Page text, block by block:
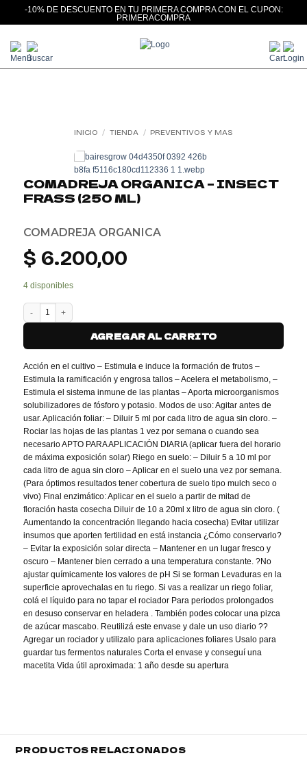
-10% DE DESCUENTO EN TU PRIMERA COMPRA CON EL CUPON:
PRIMERACOMPRA
contenido
INICIO / TIENDA / PREVENTIVOS Y MAS
Add to
wishlist
COMADREJA ORGANICA – INSECT
FRASS (250 ML)
COMADREJA ORGANICA
$ 6.200,00
4 disponibles
COMADREJA ORGANICA - INSECT FRASS (250 ML) cantidad
AGREGAR AL CARRITO
Acción en el cultivo – Estimula e induce la formación de frutos –
Estimula la ramificación y engrosa tallos – Acelera el metabolismo, –
Estimula el sistema inmune de las plantas – Aporta microorganismos
solubilizadores de fósforo y potasio. Modos de uso: Agitar antes de
usar. Aplicación foliar: – Diluir 5 ml por cada litro de agua sin cloro. –
Rociar las hojas de las plantas 1 vez por semana o cuando sea
necesario APTO PARA APLICACIÓN DIARIA (aplicar fuera del horario
de máxima exposición solar) Riego en suelo: – Diluir 5 a 10 ml por
cada litro de agua sin cloro – Aplicar en el suelo una vez por semana.
(Para óptimos resultados tener cobertura de suelo tipo mulch seco o
vivo) Final enzimático: Aplicar en el suelo a partir de mitad de
floración hasta cosecha Diluir de 10 a 20ml x litro de agua sin cloro. (
Aumentando la concentración llegando hacia cosecha) Evitar utilizar
insumos que aporten fertilidad en está instancia ¿Cómo conservarlo?
– Evitar la exposición solar directa – Mantener en un lugar fresco y
oscuro – Mantener bien cerrado a una temperatura constante. ?No
ajustar químicamente los valores de pH Si se forman Levaduras en la
superficie aprovechalas en tu riego. Si vas a realizar un riego foliar,
colá el líquido para no tapar el rociador Para periodos prolongados
en desuso conservar en heladera . También podes colocar una pizca
de azúcar mascabo. Reutilizá este envase y dale un uso diario ??
Agregar un rociador y utilizalo para aplicaciones foliares Usalo para
guardar tus fermentos naturales Corta el envase y conseguí una
macetita Vida útil aproximada: 1 año desde su apertura
PRODUCTOS RELACIONADOS